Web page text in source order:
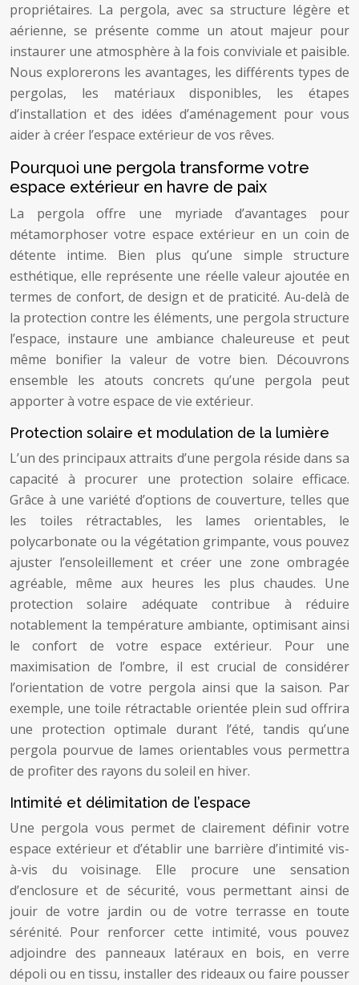
propriétaires. La pergola, avec sa structure légère et
aérienne, se présente comme un atout majeur pour
instaurer une atmosphère à la fois conviviale et paisible.
Nous explorerons les avantages, les différents types de
pergolas, les matériaux disponibles, les étapes
d’installation et des idées d’aménagement pour vous
aider à créer l’espace extérieur de vos rêves.
Pourquoi une pergola transforme votre
espace extérieur en havre de paix
La pergola offre une myriade d’avantages pour
métamorphoser votre espace extérieur en un coin de
détente intime. Bien plus qu’une simple structure
esthétique, elle représente une réelle valeur ajoutée en
termes de confort, de design et de praticité. Au-delà de
la protection contre les éléments, une pergola structure
l’espace, instaure une ambiance chaleureuse et peut
même bonifier la valeur de votre bien. Découvrons
ensemble les atouts concrets qu’une pergola peut
apporter à votre espace de vie extérieur.
Protection solaire et modulation de la lumière
L’un des principaux attraits d’une pergola réside dans sa
capacité à procurer une protection solaire efficace.
Grâce à une variété d’options de couverture, telles que
les toiles rétractables, les lames orientables, le
polycarbonate ou la végétation grimpante, vous pouvez
ajuster l’ensoleillement et créer une zone ombragée
agréable, même aux heures les plus chaudes. Une
protection solaire adéquate contribue à réduire
notablement la température ambiante, optimisant ainsi
le confort de votre espace extérieur. Pour une
maximisation de l’ombre, il est crucial de considérer
l’orientation de votre pergola ainsi que la saison. Par
exemple, une toile rétractable orientée plein sud offrira
une protection optimale durant l’été, tandis qu’une
pergola pourvue de lames orientables vous permettra
de profiter des rayons du soleil en hiver.
Intimité et délimitation de l’espace
Une pergola vous permet de clairement définir votre
espace extérieur et d’établir une barrière d’intimité vis-
à-vis du voisinage. Elle procure une sensation
d’enclosure et de sécurité, vous permettant ainsi de
jouir de votre jardin ou de votre terrasse en toute
sérénité. Pour renforcer cette intimité, vous pouvez
adjoindre des panneaux latéraux en bois, en verre
dépoli ou en tissu, installer des rideaux ou faire pousser